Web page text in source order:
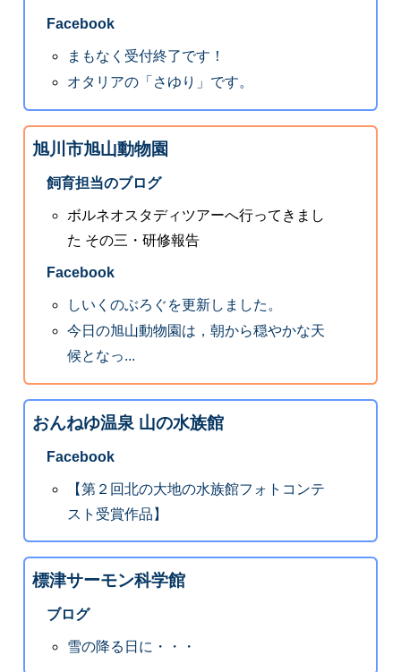
Facebook
まもなく受付終了です！
オタリアの「さゆり」です。
旭川市旭山動物園
飼育担当のブログ
ボルネオスタディツアーへ行ってきまし
た その三・研修報告
Facebook
しいくのぶろぐを更新しました。
今日の旭山動物園は，朝から穏やかな天
候となっ...
おんねゆ温泉 山の水族館
Facebook
【第２回北の大地の水族館フォトコンテ
スト受賞作品】
標津サーモン科学館
ブログ
雪の降る日に・・・